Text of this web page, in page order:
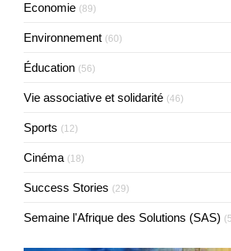
Economie (89)
Environnement (60)
Éducation (56)
Vie associative et solidarité (46)
Sports (12)
Cinéma (18)
Success Stories (29)
Semaine l'Afrique des Solutions (SAS)